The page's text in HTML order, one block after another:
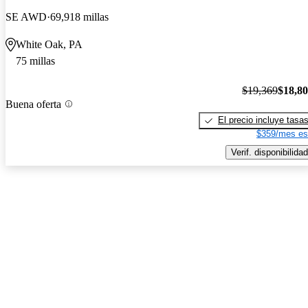
SE AWD 69,918 millas
White Oak, PA
75 millas
Buena oferta
$19,369
El precio incluye tasas
$359/mes
Verif. disponibilidad